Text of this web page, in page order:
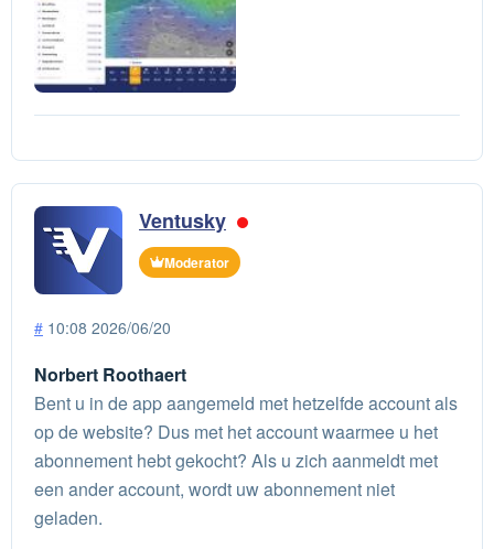
Ventusky
Moderator
# 10:08 2026/06/20
Norbert Roothaert
Bent u in de app aangemeld met hetzelfde account als
op de website? Dus met het account waarmee u het
abonnement hebt gekocht? Als u zich aanmeldt met
een ander account, wordt uw abonnement niet
geladen.